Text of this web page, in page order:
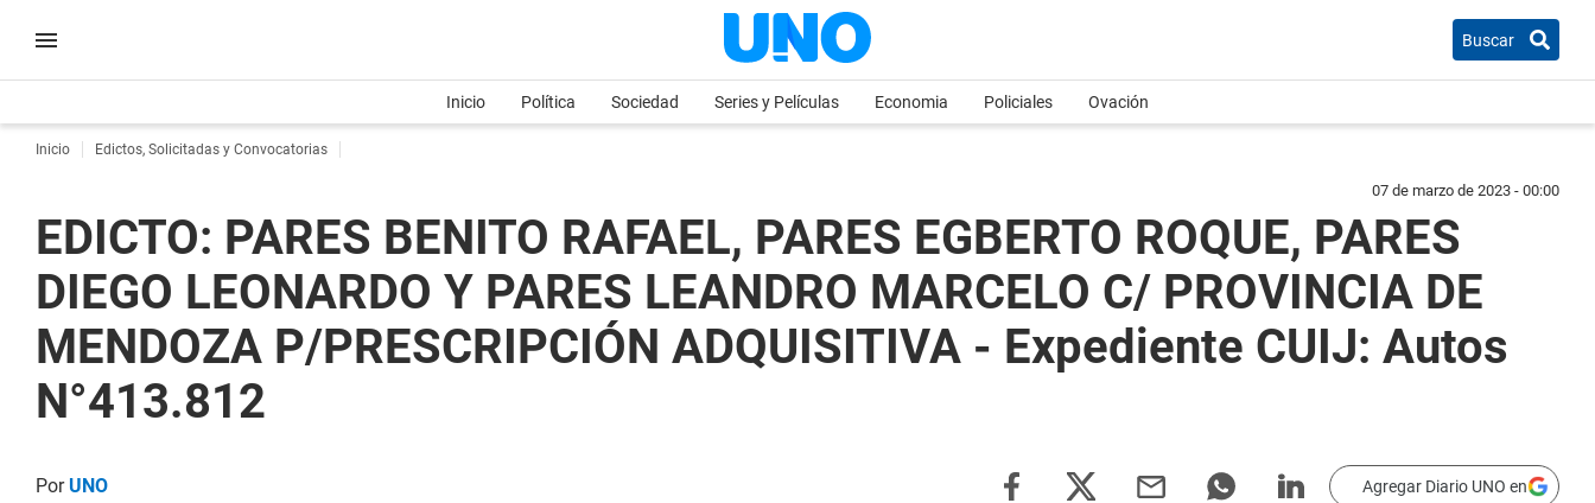
Buscar
Inicio Política Sociedad Series y Películas Economia Policiales Ovación
Inicio Edictos, Solicitadas y Convocatorias
07 de marzo de 2023 - 00:00
EDICTO: PARES BENITO RAFAEL, PARES EGBERTO ROQUE, PARES
DIEGO LEONARDO Y PARES LEANDRO MARCELO C/ PROVINCIA DE
MENDOZA P/PRESCRIPCIÓN ADQUISITIVA - Expediente CUIJ: Autos
N°413.812
PorUNO Agregar Diario UNO en